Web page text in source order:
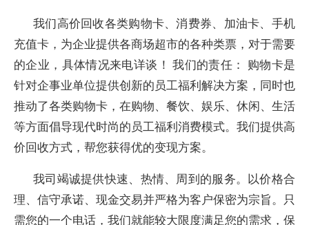
我们高价回收各类购物卡、消费券、加油卡、手机
充值卡，为企业提供各商场超市的各种类票，对于需要
的企业，具体情况来电详谈！ 我们的责任： 购物卡是
针对企事业单位提供创新的员工福利解决方案，同时也
推动了各类购物卡，在购物、餐饮、娱乐、休闲、生活
等方面倡导现代时尚的员工福利消费模式。我们提供高
价回收方式，帮您获得优的变现方案。
我司竭诚提供快速、热情、周到的服务。以价格合
理、信守承诺、现金交易并严格为客户保密为宗旨。只
需您的一个电话，我们就能较大限度满足您的需求，保